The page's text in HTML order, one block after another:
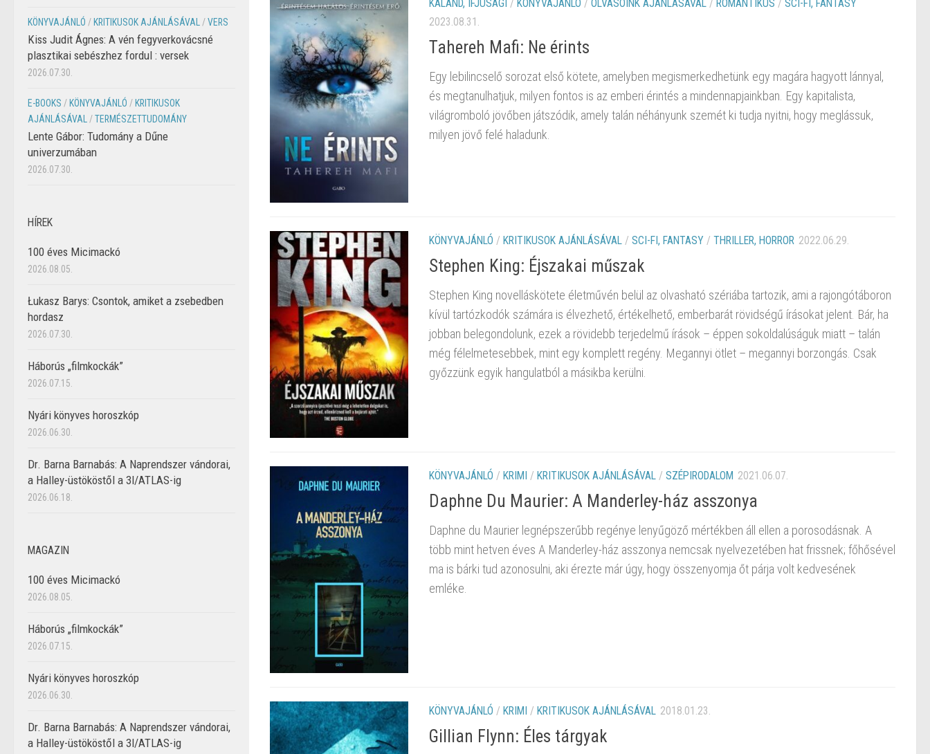
KALAND, IFJÚSÁGI / KÖNYVAJÁNLÓ / OLVASÓINK AJÁNLÁSÁVAL / ROMANTIKUS / SCI-FI, FANTASY
2023.08.31.
Tahereh Mafi: Ne érints
Egy lebilincselő sorozat első kötete, amelyben megismerkedhetünk egy magára hagyott lánnyal,
és megtanulhatjuk, milyen fontos is az emberi érintés a mindennapjainkban. Egy kapitalista,
világromboló jövőben játszódik, amely talán néhányunk szemét ki tudja nyitni, hogy meglássuk,
milyen jövő felé haladunk.
KÖNYVAJÁNLÓ / KRITIKUSOK AJÁNLÁSÁVAL / SCI-FI, FANTASY / THRILLER, HORROR 2022.06.29.
Stephen King: Éjszakai műszak
Stephen King novelláskötete életművén belül az olvasható szériába tartozik, ami a rajongótáboron
kívül tartózkodók számára is élvezhető, értékelhető, emberbarát rövidségű írásokat jelent. Bár, ha
jobban belegondolunk, ezek a rövidebb terjedelmű írások – éppen sokoldalúságuk miatt – talán
még félelmetesebbek, mint egy komplett regény. Megannyi ötlet – megannyi borzongás. Csak
győzzünk egyik hangulatból a másikba kerülni.
KÖNYVAJÁNLÓ / KRIMI / KRITIKUSOK AJÁNLÁSÁVAL / SZÉPIRODALOM 2021.06.07.
Daphne Du Maurier: A Manderley-ház asszonya
Daphne du Maurier legnépszerűbb regénye lenyűgöző mértékben áll ellen a porosodásnak. A
több mint hetven éves A Manderley-ház asszonya nemcsak nyelvezetében hat frissnek; főhősével
ma is bárki tud azonosulni, aki érezte már úgy, hogy összenyomja őt párja volt kedvesének
emléke.
KÖNYVAJÁNLÓ / KRIMI / KRITIKUSOK AJÁNLÁSÁVAL 2018.01.23.
Gillian Flynn: Éles tárgyak
KÖNYVAJÁNLÓ / KRITIKUSOK AJÁNLÁSÁVAL /VERS
Kiss Judit Ágnes: A vén fegyverkovácsné
plasztikai sebészhez fordul : versek
2026.07.30.
E-BOOKS / KÖNYVAJÁNLÓ / KRITIKUSOK
AJÁNLÁSÁVAL
/TERMÉSZETTUDOMÁNY
Lente Gábor: Tudomány a Dűne
univerzumában
2026.07.30.
HÍREK
100 éves Micimackó
2026.08.05.
Łukasz Barys: Csontok, amiket a zsebedben
hordasz
2026.07.30.
Háborús „filmkockák”
2026.07.15.
Nyári könyves horoszkóp
2026.06.30.
Dr. Barna Barnabás: A Naprendszer vándorai,
a Halley-üstököstől a 3I/ATLAS-ig
2026.06.18.
MAGAZIN
100 éves Micimackó
2026.08.05.
Háborús „filmkockák”
2026.07.15.
Nyári könyves horoszkóp
2026.06.30.
Dr. Barna Barnabás: A Naprendszer vándorai,
a Halley-üstököstől a 3I/ATLAS-ig